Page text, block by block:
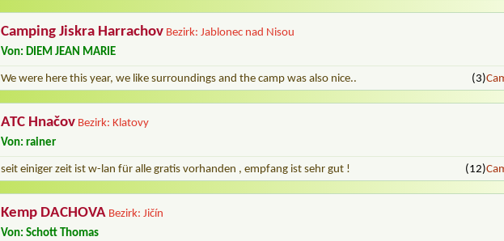
Camping Jiskra Harrachov Bezirk: Jablonec nad Nisou
Von: DIEM JEAN MARIE
We were here this year, we like surroundings and the camp was also nice.. (3)
ATC Hnačov Bezirk: Klatovy
Von: rainer
seit einiger zeit ist w-lan für alle gratis vorhanden , empfang ist sehr gut ! (12)
Kemp DACHOVA Bezirk: Jičín
Von: Schott Thomas